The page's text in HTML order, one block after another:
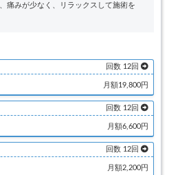
痛みが少なく、リラックスして施術を
回数 12回
月額19,800円
回数 12回
月額6,600円
回数 12回
月額2,200円